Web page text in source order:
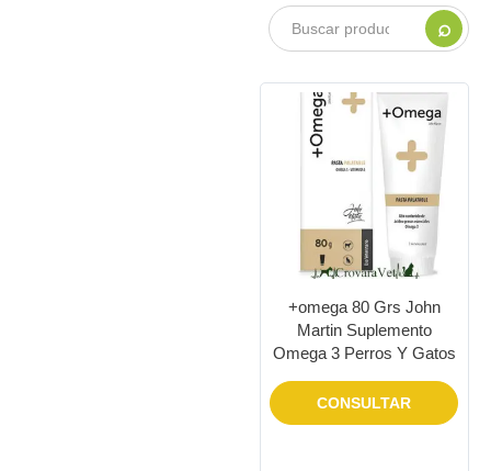
⌕
+omega 80 Grs John
Martin Suplemento
Omega 3 Perros Y Gatos
CONSULTAR